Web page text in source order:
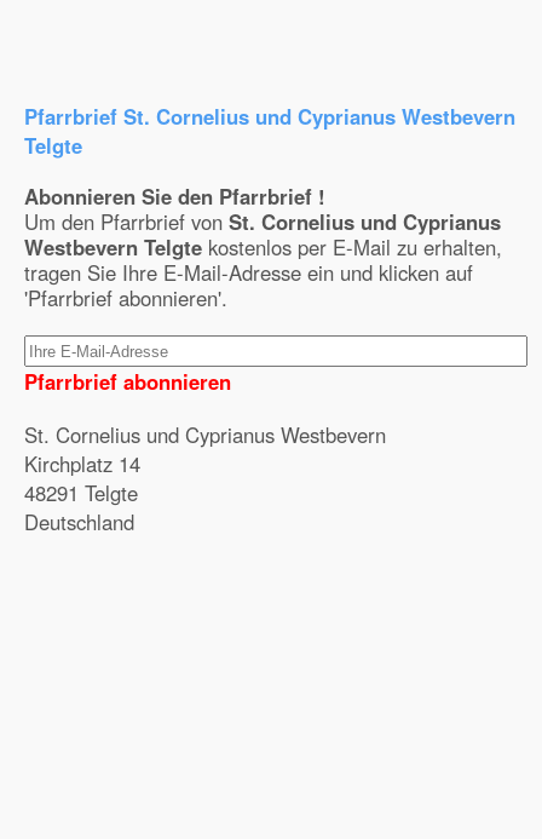
Pfarrbrief St. Cornelius und Cyprianus Westbevern
Telgte
Abonnieren Sie den Pfarrbrief !
Um den Pfarrbrief von St. Cornelius und Cyprianus
Westbevern Telgte kostenlos per E-Mail zu erhalten,
tragen Sie Ihre E-Mail-Adresse ein und klicken auf
'Pfarrbrief abonnieren'.
Pfarrbrief abonnieren
St. Cornelius und Cyprianus Westbevern
Kirchplatz 14
48291 Telgte
Deutschland